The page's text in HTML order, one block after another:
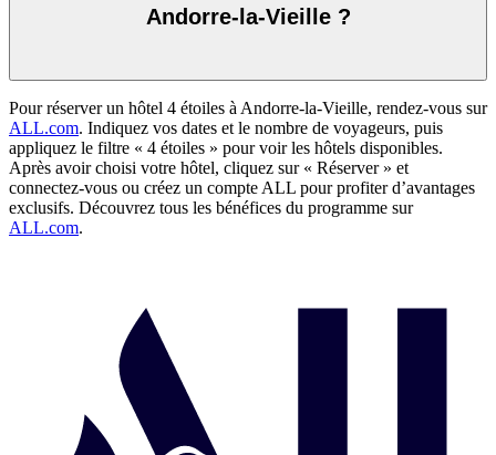
Andorre-la-Vieille ?
Pour réserver un hôtel 4 étoiles à Andorre-la-Vieille, rendez-vous sur
ALL.com. Indiquez vos dates et le nombre de voyageurs, puis
appliquez le filtre « 4 étoiles » pour voir les hôtels disponibles.
Après avoir choisi votre hôtel, cliquez sur « Réserver » et
connectez-vous ou créez un compte ALL pour profiter d’avantages
exclusifs. Découvrez tous les bénéfices du programme sur
ALL.com.